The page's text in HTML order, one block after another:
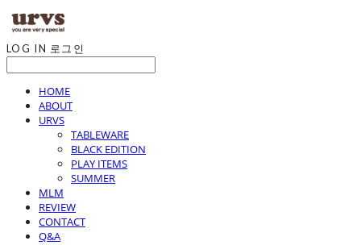
LOG IN 로그인
HOME
ABOUT
URVS
TABLEWARE
BLACK EDITION
PLAY ITEMS
SUMMER
MLM
REVIEW
CONTACT
Q&A